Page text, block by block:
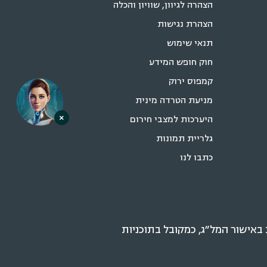
הצהרה לגיוון, שוויון והכלה
הצהרת נגישות
תנאי שימוש
חוק חופש המידע
קמפוס ירוק
מניעת הטרדה מינית
היערכות למצבי חירום
גלריית תמונות
כתבו לנו
המל״ג, כמקובל בתוכניות
×